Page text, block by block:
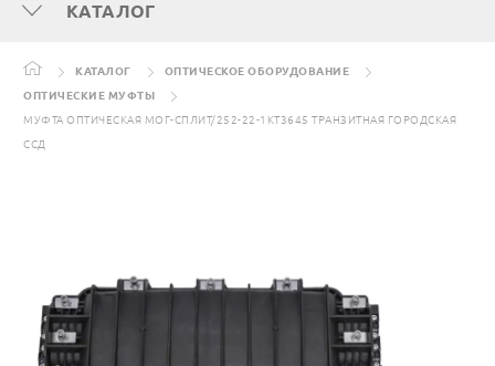
КАТАЛОГ
КАТАЛОГ
ОПТИЧЕСКОЕ ОБОРУДОВАНИЕ
ОПТИЧЕСКИЕ МУФТЫ
МУФТА ОПТИЧЕСКАЯ МОГ-СПЛИТ/252-22-1КТ3645 ТРАНЗИТНАЯ ГОРОДСКАЯ
ССД